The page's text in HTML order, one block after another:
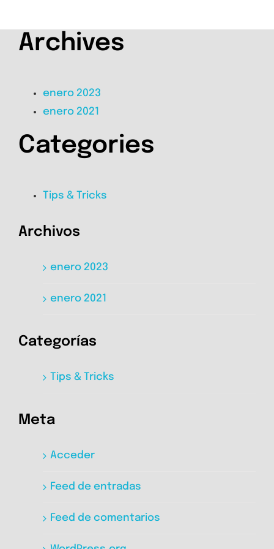
Archives
enero 2023
enero 2021
Categories
Tips & Tricks
Archivos
enero 2023
enero 2021
Categorías
Tips & Tricks
Meta
Acceder
Feed de entradas
Feed de comentarios